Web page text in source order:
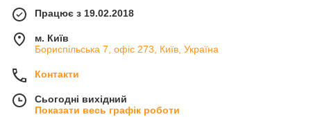
Працює з 19.02.2018
м. Київ
Бориспільська 7, офіс 273, Київ, Україна
Контакти
Сьогодні вихідний
Показати весь графік роботи